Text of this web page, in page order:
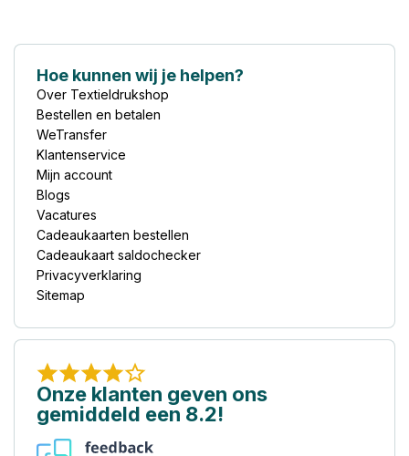
Hoe kunnen wij je helpen?
Over Textieldrukshop
Bestellen en betalen
WeTransfer
Klantenservice
Mijn account
Blogs
Vacatures
Cadeaukaarten bestellen
Cadeaukaart saldochecker
Privacyverklaring
Sitemap
Onze klanten geven ons
gemiddeld een 8.2!